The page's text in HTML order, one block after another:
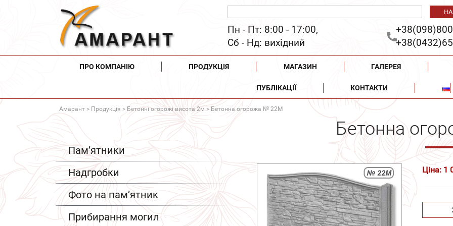
Пн - Пт: 8:00 - 17:00,
Сб - Нд: вихідний
ПРО КОМПАНІЮ ПРОДУКЦІЯ МАГАЗИН ГАЛЕРЕЯ
ПУБЛІКАЦІЇ КОНТАКТИ
Амарант > Продукція > Бетонні огорожі висота 2м > Бетонна огорожа № 22М
Пам’ятники
Надгробки
Фото на пам’ятник
Прибирання могил
Бетонна
Ціна: 1